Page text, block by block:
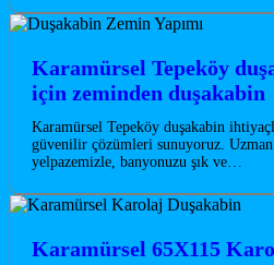
Karamürsel Tepeköy
için zeminden duşakabin
Karamürsel Tepeköy duşakabin
güvenilir çözümleri sunuyoruz.
yelpazemizle, banyonuzu şık ve…
Karamürsel 65X115